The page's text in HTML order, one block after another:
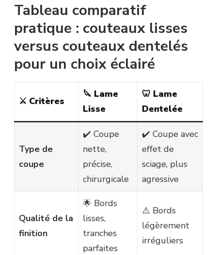
Tableau comparatif
pratique : couteaux lisses
versus couteaux dentelés
pour un choix éclairé
⚔️ Critères
🔪 Lame
Lisse
🦷 Lame
Dentelée
Type de
coupe
✔️ Coupe
nette,
précise,
chirurgicale
✔️ Coupe avec
effet de
sciage, plus
agressive
Qualité de la
finition
🌟 Bords
lisses,
tranches
parfaites
⚠️ Bords
légèrement
irréguliers